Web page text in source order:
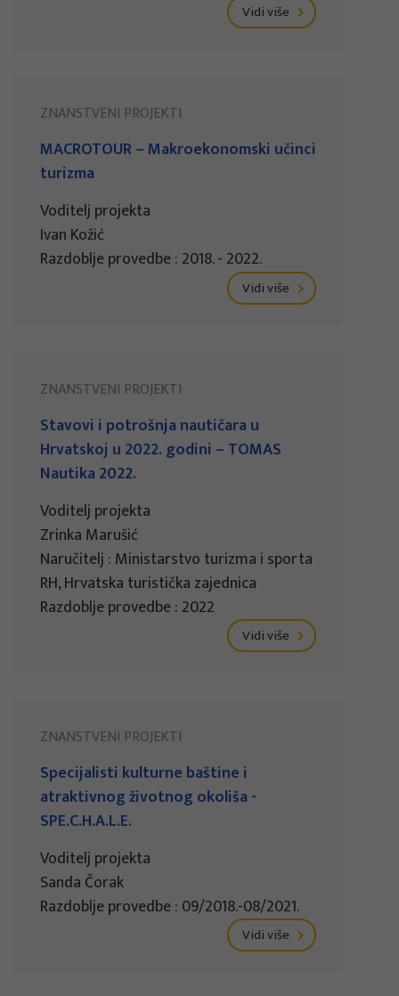
Vidi više
ZNANSTVENI PROJEKTI
MACROTOUR – Makroekonomski učinci
turizma
Voditelj projekta
Ivan Kožić
Razdoblje provedbe : 2018. - 2022.
Vidi više
ZNANSTVENI PROJEKTI
Stavovi i potrošnja nautičara u
Hrvatskoj u 2022. godini – TOMAS
Nautika 2022.
Voditelj projekta
Zrinka Marušić
Naručitelj : Ministarstvo turizma i sporta
RH, Hrvatska turistička zajednica
Razdoblje provedbe : 2022
Vidi više
ZNANSTVENI PROJEKTI
Specijalisti kulturne baštine i
atraktivnog životnog okoliša -
SPE.C.H.A.L.E.
Voditelj projekta
Sanda Čorak
Razdoblje provedbe : 09/2018.-08/2021.
Vidi više